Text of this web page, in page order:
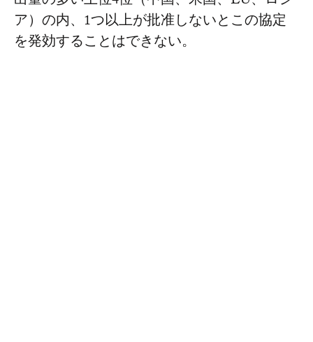
ア）の内、1つ以上が批准しないとこの協定
を発効することはできない。